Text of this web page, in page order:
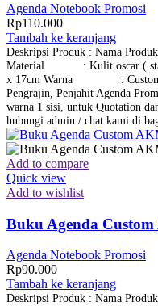
Agenda Notebook Promosi
Rp110.000
Tambah ke keranjang
Deskripsi Produk : Nama
Material : Kulit oscar (
x 17cm Warna : Custom (
Pengrajin, Penjahit Agenda
warna 1 sisi, untuk Quotation
hubungi admin / chat kami di
Add to compare
Quick view
Add to wishlist
Buku Agenda
Agenda Notebook Promosi
Rp90.000
Tambah ke keranjang
Deskripsi Produk : Nama